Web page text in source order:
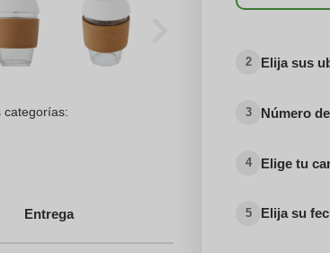
categorías:
Entrega
2 Elija sus
3 Número
4 Elige tu
5 Elija su